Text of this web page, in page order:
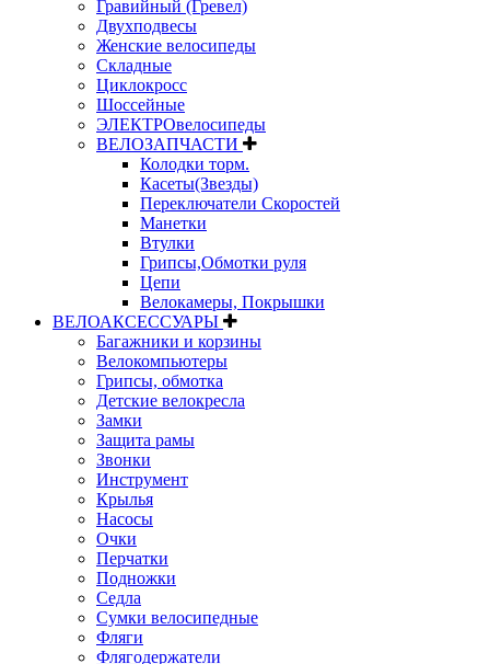
Гравийный (Гревел)
Двухподвесы
Женские велосипеды
Складные
Циклокросс
Шоссейные
ЭЛЕКТРОвелосипеды
ВЕЛОЗАПЧАСТИ
Колодки торм.
Касеты(Звезды)
Переключатели Скоростей
Манетки
Втулки
Грипсы,Обмотки руля
Цепи
Велокамеры, Покрышки
ВЕЛОАКСЕССУАРЫ
Багажники и корзины
Велокомпьютеры
Грипсы, обмотка
Детские велокресла
Замки
Защита рамы
Звонки
Инструмент
Крылья
Насосы
Очки
Перчатки
Подножки
Седла
Сумки велосипедные
Фляги
Флягодержатели